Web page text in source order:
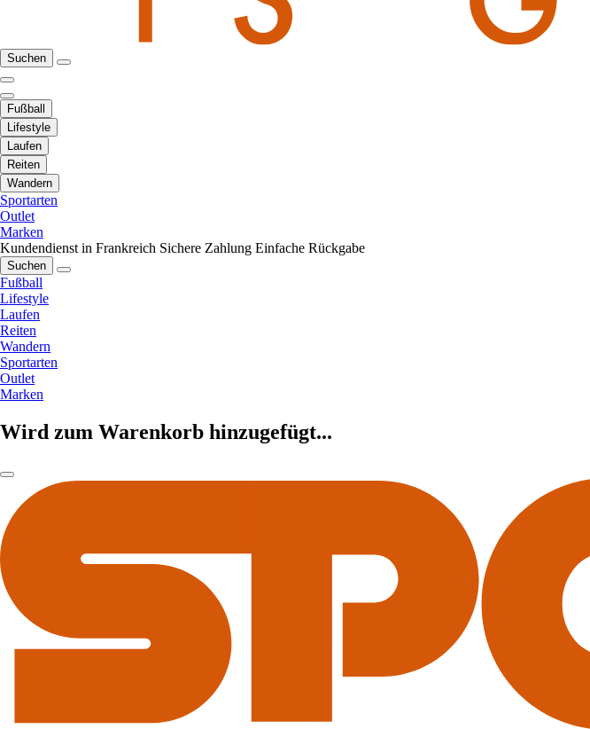
Suchen
Fußball
Lifestyle
Laufen
Reiten
Wandern
Sportarten
Outlet
Marken
Kundendienst in Frankreich Sichere Zahlung Einfache Rückgabe
Suchen
Fußball
Lifestyle
Laufen
Reiten
Wandern
Sportarten
Outlet
Marken
Wird zum Warenkorb hinzugefügt...